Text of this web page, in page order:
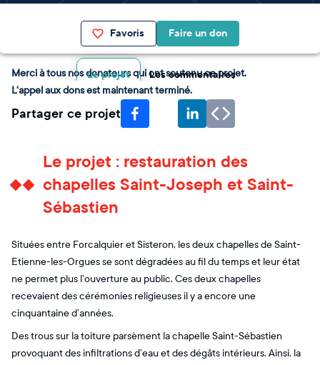
Favoris Faire un don
Le projet Les commentaires
Merci à tous nos donateurs qui ont soutenu ce projet.
L'appel aux dons est maintenant terminé.
Partager ce projet
Le projet : restauration des
chapelles Saint-Joseph et Saint-
Sébastien
Situées entre Forcalquier et Sisteron, les deux chapelles de Saint-
Etienne-les-Orgues se sont dégradées au fil du temps et leur état
ne permet plus l’ouverture au public. Ces deux chapelles
recevaient des cérémonies religieuses il y a encore une
cinquantaine d’années.
Des trous sur la toiture parsèment la chapelle Saint-Sébastien
provoquant des infiltrations d’eau et des dégâts intérieurs. Ainsi, la